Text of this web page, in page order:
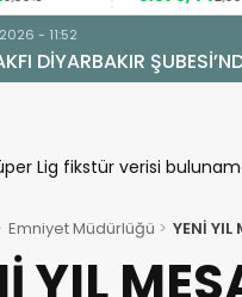
- 09:44
TARİHİ
Lig fikstür verisi
Emniyet Müdürlüğü YENİ YIL